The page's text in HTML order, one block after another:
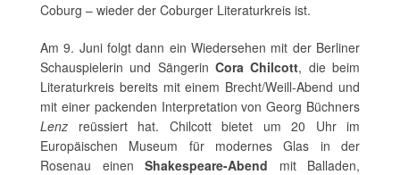
Coburg – wieder der Coburger Literaturkreis ist.
Am 9. Juni folgt dann ein Wiedersehen mit der Berliner
Schauspielerin und Sängerin Cora Chilcott, die beim
Literaturkreis bereits mit einem Brecht/Weill-Abend und
mit einer packenden Interpretation von Georg Büchners
Lenz reüssiert hat. Chilcott bietet um 20 Uhr im
Europäischen Museum für modernes Glas in der
Rosenau einen Shakespeare-Abend mit Balladen,